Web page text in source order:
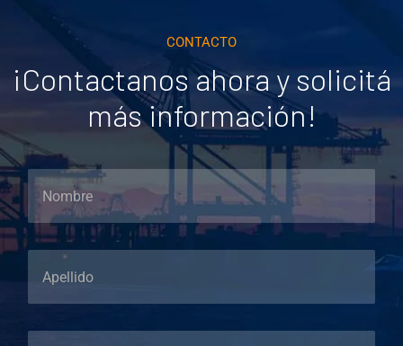
CONTACTO
¡Contactanos ahora y solicitá
más información!